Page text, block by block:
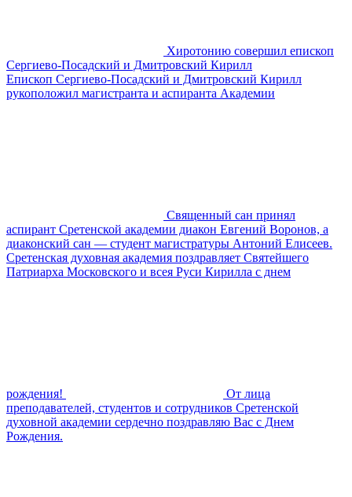
Хиротонию совершил епископ
Сергиево-Посадский и Дмитровский Кирилл
Епископ Сергиево-Посадский и Дмитровский Кирилл
рукоположил магистранта и аспиранта Академии
Священный сан принял
аспирант Сретенской академии диакон Евгений Воронов, а
диаконский сан — студент магистратуры Антоний Елисеев.
Сретенская духовная академия поздравляет Святейшего
Патриарха Московского и всея Руси Кирилла с днем
рождения!
От лица
преподавателей, студентов и сотрудников Сретенской
духовной академии сердечно поздравляю Вас с Днем
Рождения.